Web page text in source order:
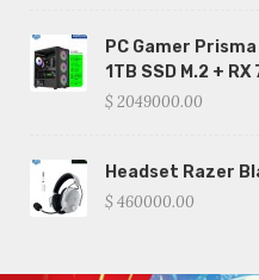
PC Gamer
1TB SSD M.2 +
$ 2049000.00
Headset Razer
$ 460000.00